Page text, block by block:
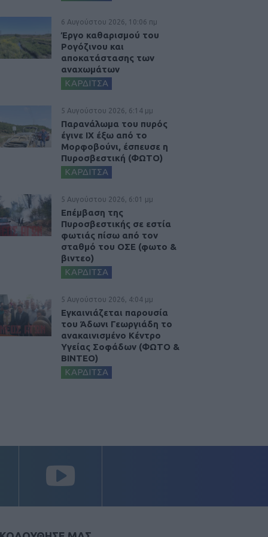
6 Αυγούστου 2026, 10:06 πμ
Έργο καθαρισμού του
Ρογόζινου και
αποκατάστασης των
αναχωμάτων
ΚΑΡΔΙΤΣΑ
5 Αυγούστου 2026, 6:14 μμ
Παρανάλωμα του πυρός
έγινε ΙΧ έξω από το
Μορφοβούνι, έσπευσε η
Πυροσβεστική (ΦΩΤΟ)
ΚΑΡΔΙΤΣΑ
5 Αυγούστου 2026, 6:01 μμ
Επέμβαση της
Πυροσβεστικής σε εστία
φωτιάς πίσω από τον
σταθμό του ΟΣΕ (φωτο &
βιντεο)
ΚΑΡΔΙΤΣΑ
5 Αυγούστου 2026, 4:04 μμ
Εγκαινιάζεται παρουσία
του Άδωνι Γεωργιάδη το
ανακαινισμένο Κέντρο
Υγείας Σοφάδων (ΦΩΤΟ &
ΒΙΝΤΕΟ)
ΚΑΡΔΙΤΣΑ